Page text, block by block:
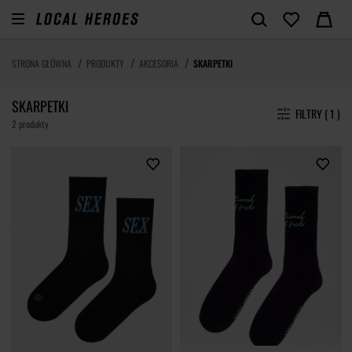
STRONA GŁÓWNA PRODUKTY AKCESORIA SKARPETKI
SKARPETKI
2 produkty
FILTRY ( 1 )